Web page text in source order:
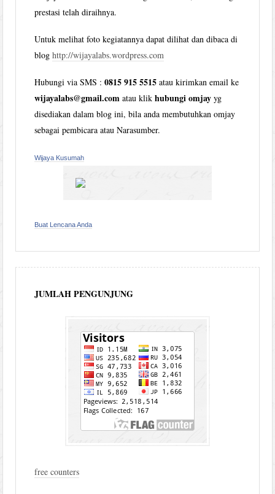
prestasi telah diraihnya.
Untuk melihat foto kegiatannya dapat dilihat dan dibaca di
bloghttp://wijayalabs.wordpress.com
Hubungi via SMS :0815 915 5515 atau kirimkan email ke
wijayalabs@gmail.com atau klikhubungi omjay yg
disediakan dalam blog ini, bila anda membutuhkan omjay
sebagai pembicara atau Narasumber.
Wijaya Kusumah
Buat Lencana Anda
JUMLAH PENGUNJUNG
free counters